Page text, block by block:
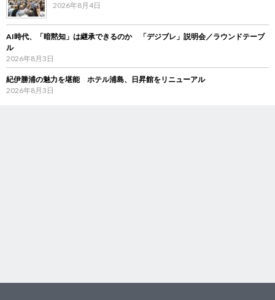
2026年8月4日
AI時代、「暗黙知」は継承できるのか 「デジブレ」説明会／ラウンドテーブ
ル
2026年8月3日
紀伊勝浦の魅力を堪能 ホテル浦島、日昇館をリニューアル
2026年8月3日